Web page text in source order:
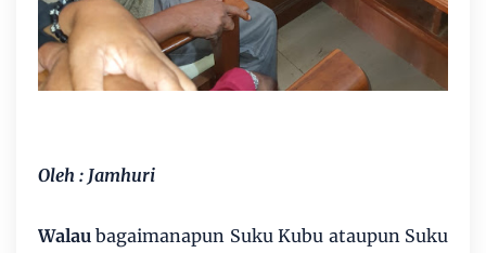
Oleh : Jamhuri
Walau bagaimanapun Suku Kubu ataupun Suku